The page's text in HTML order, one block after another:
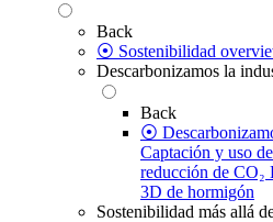
Back
⦿ Sostenibilidad
Descarbonizamos la
Back
⦿
Captación y uso
reducción de CO₂
3D de hormigón
Sostenibilidad más allá